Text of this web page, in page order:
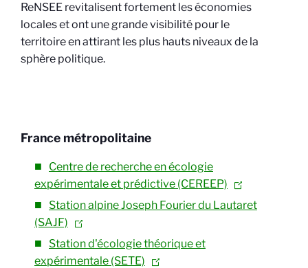
ReNSEE revitalisent fortement les économies
locales et ont une grande visibilité pour le
territoire en attirant les plus hauts niveaux de la
sphère politique.
France métropolitaine
Centre de recherche en écologie
expérimentale et prédictive (CEREEP)
Station alpine Joseph Fourier du Lautaret
(SAJF)
Station d'écologie théorique et
expérimentale (SETE)